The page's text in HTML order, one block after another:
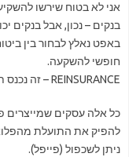
אני לא בטוח שירשו
בנקים – נכון, אבל בנקים
באפט נאלץ לבחור בין
חופשי להשקעה.
REINSURANCE – זה נכנס תחת הגדרת הביטוח.
כל אלה עסקים שמייצרים
להפיק את התועלת
ניתן לשכפול (פייפל).